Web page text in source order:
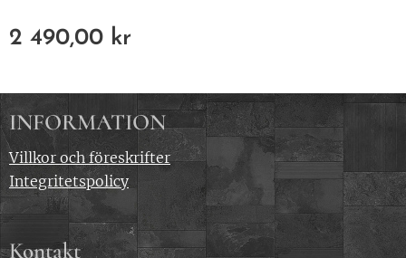
2 490,00 kr
INFORMATION
Villkor och föreskrifter
Integritetspolicy
Kontakt